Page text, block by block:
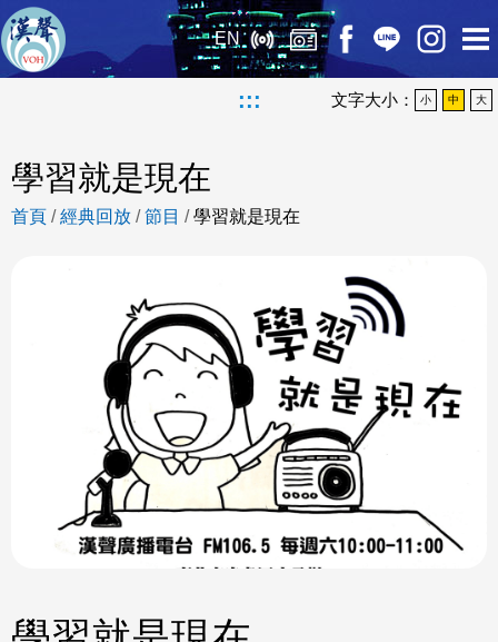
EN
::: 文字大小： 小 中 大
學習就是現在
首頁 /經典回放 /節目 /學習就是現在